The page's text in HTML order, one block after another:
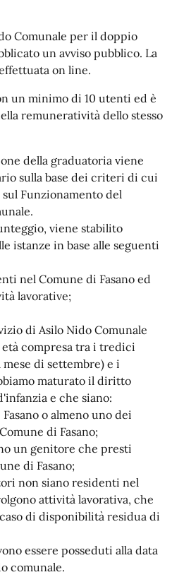
Comunale per il doppio
un avviso pubblico. La
on line.
un minimo di 10 utenti ed è
remuneratività dello stesso
della graduatoria viene
sulla base dei criteri di cui
sul Funzionamento del
viene stabilito
istanze in base alle seguenti
nel Comune di Fasano ed
lavorative;
di Asilo Nido Comunale
compresa tra i tredici
di settembre) e i
maturato il diritto
e che siano:
o almeno uno dei
di Fasano;
un genitore che presti
di Fasano;
non siano residenti nel
attività lavorativa, che
di disponibilità residua di
essere posseduti alla data
comunale.